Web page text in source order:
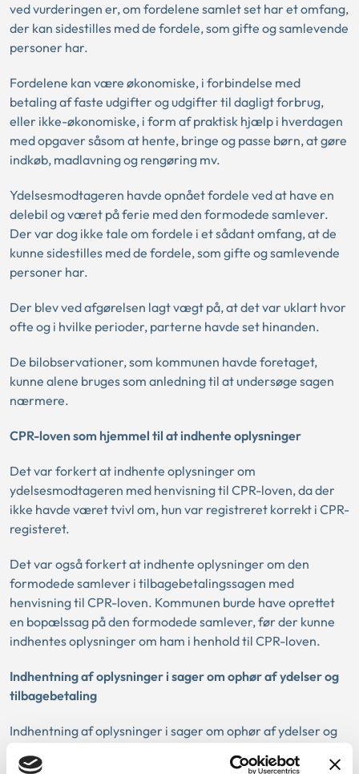
ved vurderingen er, om fordelene samlet set har et omfang,
der kan sidestilles med de fordele, som gifte og samlevende
personer har.
Fordelene kan være økonomiske, i forbindelse med
betaling af faste udgifter og udgifter til dagligt forbrug,
eller ikke-økonomiske, i form af praktisk hjælp i hverdagen
med opgaver såsom at hente, bringe og passe børn, at gøre
indkøb, madlavning og rengøring mv.
Ydelsesmodtageren havde opnået fordele ved at have en
delebil og været på ferie med den formodede samlever.
Der var dog ikke tale om fordele i et sådant omfang, at de
kunne sidestilles med de fordele, som gifte og samlevende
personer har.
Der blev ved afgørelsen lagt vægt på, at det var uklart hvor
ofte og i hvilke perioder, parterne havde set hinanden.
De bilobservationer, som kommunen havde foretaget,
kunne alene bruges som anledning til at undersøge sagen
nærmere.
CPR-loven som hjemmel til at indhente oplysninger
Det var forkert at indhente oplysninger om
ydelsesmodtageren med henvisning til CPR-loven, da der
ikke havde været tvivl om, hun var registreret korrekt i CPR-
registeret.
Det var også forkert at indhente oplysninger om den
formodede samlever i tilbagebetalingssagen med
henvisning til CPR-loven. Kommunen burde have oprettet
en bopælssag på den formodede samlever, før der kunne
indhentes oplysninger om ham i henhold til CPR-loven.
Indhentning af oplysninger i sager om ophør af ydelser og
tilbagebetaling
Indhentning af oplysninger i sager om ophør af ydelser og
myndigheden, både for så vidt angår oplysninger om